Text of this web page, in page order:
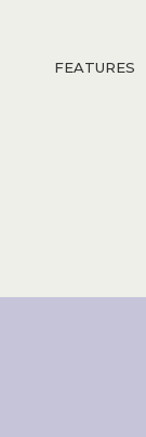
FEATURES